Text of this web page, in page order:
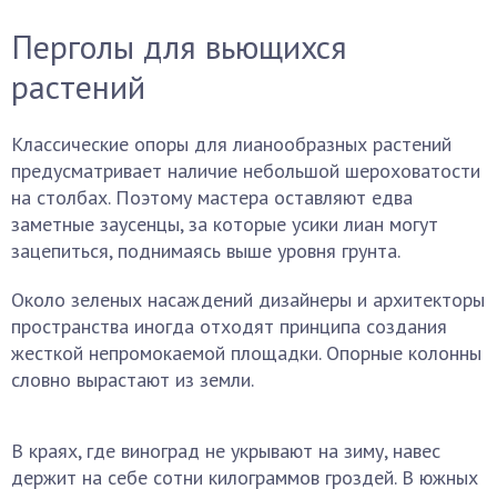
Перголы для вьющихся
растений
Классические опоры для лианообразных растений
предусматривает наличие небольшой шероховатости
на столбах. Поэтому мастера оставляют едва
заметные заусенцы, за которые усики лиан могут
зацепиться, поднимаясь выше уровня грунта.
Около зеленых насаждений дизайнеры и архитекторы
пространства иногда отходят принципа создания
жесткой непромокаемой площадки. Опорные колонны
словно вырастают из земли.
В краях, где виноград не укрывают на зиму, навес
держит на себе сотни килограммов гроздей. В южных